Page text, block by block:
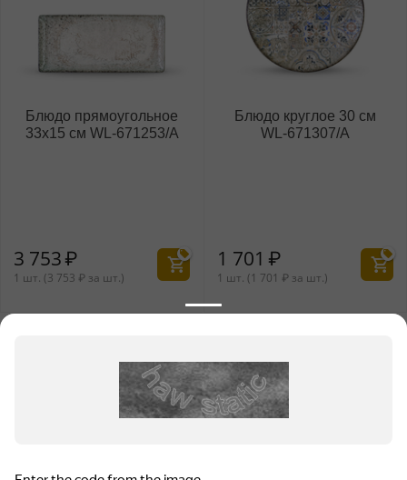
Блюдо прямоугольное
33x15 см WL‑671253/A
3 753₽
1 шт. (3 753 ₽ за шт.)
Блюдо круглое 30 см
WL‑671307/A
1 701 ₽
1 шт. (1 701 ₽ за шт.)
НАЗАД ВПЕРЕД